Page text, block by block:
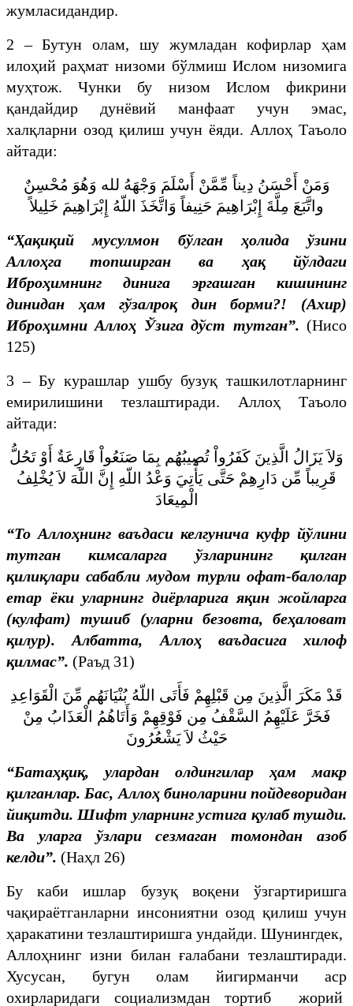
жумласидандир.
2 – Бутун олам, шу жумладан кофирлар ҳам
илоҳий раҳмат низоми бўлмиш Ислом низомига
муҳтож. Чунки бу низом Ислом фикрини
қандайдир дунёвий манфаат учун эмас,
халқларни озод қилиш учун ёяди. Аллоҳ Таъоло
айтади:
وَمَنْ أَحْسَنُ دِيناً مِّمَّنْ أَسْلَمَ وَجْهَهُ لله وَهُوَ مُحْسِنٌ
واتَّبَعَ مِلَّةَ إِبْرَاهِيمَ حَنِيفاً وَاتَّخَذَ اللّهُ إِبْرَاهِيمَ خَلِيلاً
“Ҳақиқий мусулмон бўлган ҳолида ўзини
Аллоҳга топширган ва ҳақ йўлдаги
Иброҳимнинг динига эргашган кишининг
динидан ҳам гўзалроқ дин борми?! (Ахир)
Иброҳимни Аллоҳ Ўзига дўст тутган”. (Нисо
125)
3 – Бу курашлар ушбу бузуқ ташкилотларнинг
емирилишини тезлаштиради. Аллоҳ Таъоло
айтади:
وَلاَ يَزَالُ الَّذِينَ كَفَرُواْ تُصِيبُهُم بِمَا صَنَعُواْ قَارِعَةٌ أَوْ تَحُلُّ
قَرِيباً مِّن دَارِهِمْ حَتَّى يَأْتِيَ وَعْدُ اللّهِ إِنَّ اللّهَ لاَ يُخْلِفُ
الْمِيعَادَ
“То Аллоҳнинг ваъдаси келгунича куфр йўлини
тутган кимсаларга ўзларининг қилган
қилиқлари сабабли мудом турли офат-балолар
етар ёки уларнинг диёрларига яқин жойларга
(кулфат) тушиб (уларни безовта, беҳаловат
қилур). Албатта, Аллоҳ ваъдасига хилоф
қилмас”. (Раъд 31)
قَدْ مَكَرَ الَّذِينَ مِن قَبْلِهِمْ فَأَتَى اللّهُ بُنْيَانَهُم مِّنَ الْقَوَاعِدِ
فَخَرَّ عَلَيْهِمُ السَّقْفُ مِن فَوْقِهِمْ وَأَتَاهُمُ الْعَذَابُ مِنْ
حَيْثُ لاَ يَشْعُرُونَ
“Батаҳқиқ, улардан олдингилар ҳам макр
қилганлар. Бас, Аллоҳ биноларини пойдеворидан
йиқитди. Шифт уларнинг устига қулаб тушди.
Ва уларга ўзлари сезмаган томондан азоб
келди”. (Наҳл 26)
Бу каби ишлар бузуқ воқени ўзгартиришга
чақираётганларни инсониятни озод қилиш учун
ҳаракатини тезлаштиришга ундайди. Шунингдек,
Аллоҳнинг изни билан ғалабани тезлаштиради.
Хусусан, бугун олам йигирманчи аср
охирларидаги социализмдан тортиб жорий